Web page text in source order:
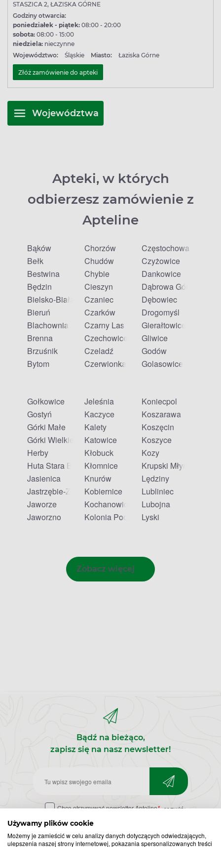
Używamy plików cookie
Możemy je zamieścić w celu analizy danych dotyczących odwiedzających,
ulepszenia naszej strony internetowej, pokazania spersonalizowanych treści
STASZICA 2, ŁAZISKA GÓRNE
Godziny otwarcia:
poniedziałek - piątek: 08:00 - 20:00
sobota: 08:00 - 15:00
niedziela: nieczynne
Województwo:
Śląskie Miasto: Łaziska Górne
Złóż zamówienie do apteki
Województwa
Apteki, w których
odbierzesz zamówienie z
Apteline
Bąków
Bełk
Bestwina
Będzin
Bielsko-Biała
Bieruń
Blachownia
Brenna
Brzuśnik
Bytom
Chorzów
Chudów
Chybie
Cieszyn
Czaniec
Czarków
Czarny Las
Czechowice-Dziedzice
Czeladź
Czerwionka-Leszczyny
Częstochowa
Czyżowice
Dankowice
Dąbrowa Górnicza
Dębowiec
Drogomyśl
Gierałtowice
Gliwice
Godów
Golasowice
Gołkowice
Gostyń
Górki Małe
Górki Wielkie
Herby
Huta Stara B
Jasienica
Jastrzębie-Zdrój
Jaworze
Jaworzno
Jeleśnia
Kaczyce
Kalety
Katowice
Kłobuck
Kłomnice
Knurów
Kobiernice
Kochanowice
Kolonia Poczesna
Koniecpol
Koszarawa
Koszęcin
Koszyce
Kozy
Krupski Młyn
Lędziny
Lubliniec
Lubojna
Lyski
Zobacz więcej
Bądź na bieżąco,
zapisz się na nasz newsletter!
Zapisz
do
newslettera
Chcę otrzymywać newsletter Apteline* rozwiń>